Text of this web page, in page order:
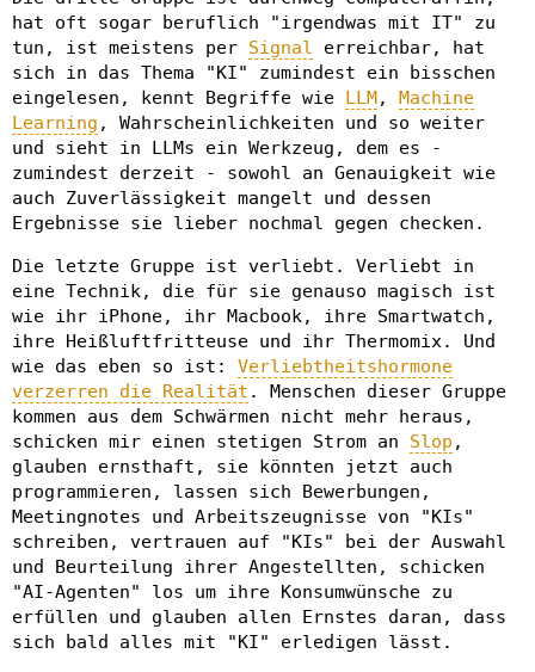
hat oft sogar beruflich "irgendwas mit IT" zu
tun, ist meistens per Signal
erreichbar, hat
sich in das Thema "KI" zumindest ein bisschen
eingelesen, kennt Begriffe wie LLM, Machine
Learning , Wahrscheinlichkeiten und so weiter
und sieht in LLMs ein Werkzeug, dem es -
zumindest derzeit - sowohl an Genauigkeit wie
auch Zuverlässigkeit mangelt und dessen
Ergebnisse sie lieber nochmal gegen checken.
Die letzte Gruppe ist verliebt. Verliebt in
eine Technik, die für sie genauso magisch ist
wie ihr iPhone, ihr Macbook, ihre Smartwatch,
ihre Heißluftfritteuse und ihr Thermomix. Und
wie das eben so ist: Verliebtheitshormone
verzerren die Realität . Menschen dieser Gruppe
kommen aus dem Schwärmen nicht mehr heraus,
schicken mir einen stetigen Strom an Slop ,
glauben ernsthaft, sie könnten jetzt auch
programmieren, lassen sich Bewerbungen,
Meetingnotes und Arbeitszeugnisse von "KIs"
schreiben, vertrauen auf "KIs" bei der Auswahl
und Beurteilung ihrer Angestellten, schicken
"AI-Agenten" los um ihre Konsumwünsche zu
erfüllen und glauben allen Ernstes daran, dass
sich bald alles mit "KI" erledigen lässt.